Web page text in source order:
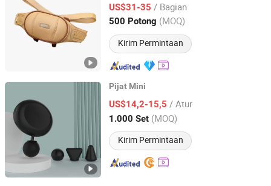
PijatLeher dan Bahu di Rumah dan
Kantor
US$31-35 / Bagian
500 Potong (MOQ)
Kirim Permintaan
Shanghai, China Harga mulai 2025
Pijat Mini
US$14,2-15,5 / Atur
1.000 Set (MOQ)
Kirim Permintaan
ZM Electronics Co., Ltd.
Guangdong, China Harga mulai 2022